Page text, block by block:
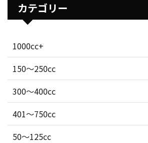
カテゴリー
1000cc+
150〜250cc
300〜400cc
401〜750cc
50〜125cc